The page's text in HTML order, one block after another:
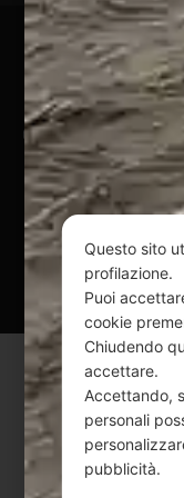
@ Copyright 2024
Via G. Galilei n. 2 –
Mail:
Questo sito è
Privacy
Questo sito
profilazione.
Puoi
cookie
Chiudendo
accettare.
Accettando,
personali
pubblicità.